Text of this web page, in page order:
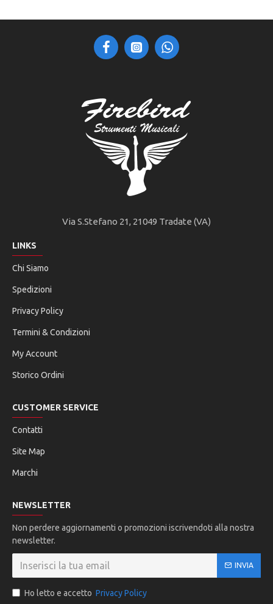
Via S.Stefano 21, 21049 Tradate (VA)
LINKS
Chi Siamo
Spedizioni
Privacy Policy
Termini & Condizioni
My Account
Storico Ordini
CUSTOMER SERVICE
Contatti
Site Map
Marchi
NEWSLETTER
Non perdere aggiornamenti o promozioni iscrivendoti alla nostra
newsletter.
INVIA
Ho letto e accetto Privacy Policy